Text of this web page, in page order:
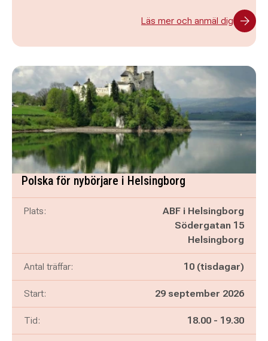
Läs mer och anmäl dig
Polska för nybörjare i Helsingborg
Plats:
ABF i Helsingborg
Södergatan 15
Helsingborg
Antal träffar: 10 (tisdagar)
Start: 29 september 2026
Tid: Pågår mellan
18.00 - och
19.30